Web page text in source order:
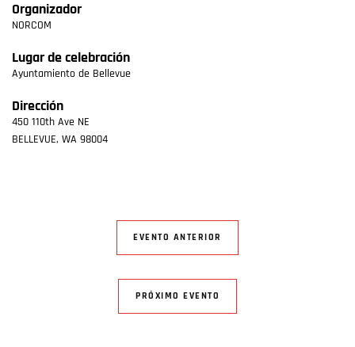
Organizador
NORCOM
Lugar de celebración
Ayuntamiento de Bellevue
Dirección
450 110th Ave NE
BELLEVUE, WA 98004
EVENTO ANTERIOR
PRÓXIMO EVENTO